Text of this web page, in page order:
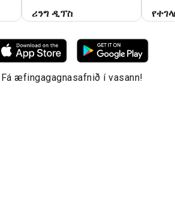
ሪንግ ዲፕስ
Fá æfingagagnasafnið í vasann!